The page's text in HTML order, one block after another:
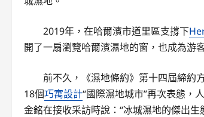
2019年，在哈爾濱市道里區支撐下
開了一扇瀏覽哈爾濱濕地的窗，也成為游
前不久，《濕地條約》第十四屆締約
18個巧寓設計“國際濕地城市”再次表態，
金銘在接收采訪時說：“冰城濕地的傑出生